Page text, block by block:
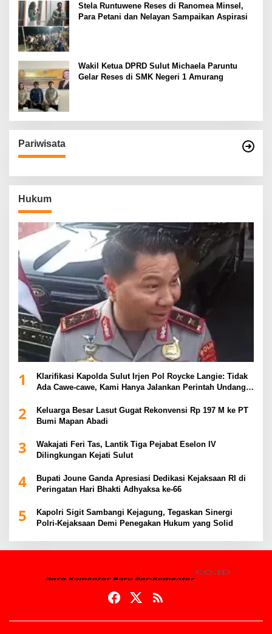
Stela Runtuwene Reses di Ranomea Minsel,
Para Petani dan Nelayan Sampaikan Aspirasi
Wakil Ketua DPRD Sulut Michaela Paruntu
Gelar Reses di SMK Negeri 1 Amurang
Pariwisata
Hukum
1
Klarifikasi Kapolda Sulut Irjen Pol Roycke Langie: Tidak
Ada Cawe-cawe, Kami Hanya Jalankan Perintah Undang-
2
Keluarga Besar Lasut Gugat Rekonvensi Rp 197 M ke PT
Bumi Mapan Abadi
3
Wakajati Feri Tas, Lantik Tiga Pejabat Eselon IV
Dilingkungan Kejati Sulut
4
Bupati Joune Ganda Apresiasi Dedikasi Kejaksaan RI di
Peringatan Hari Bhakti Adhyaksa ke-66
5
Kapolri Sigit Sambangi Kejagung, Tegaskan Sinergi
Polri-Kejaksaan Demi Penegakan Hukum yang Solid